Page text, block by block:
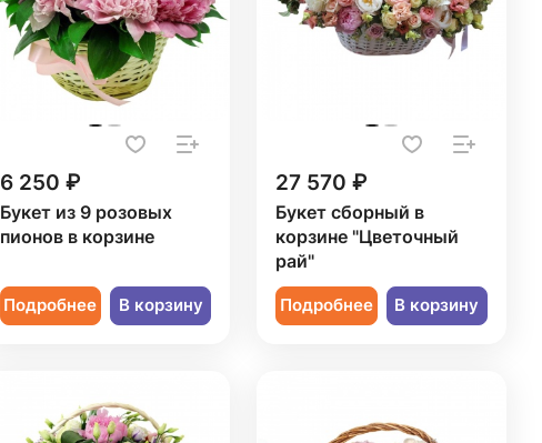
6 250 ₽
Букет из 9 розовых
пионов в корзине
Подробнее В корзину
27 570 ₽
Букет сборный в
корзине "Цветочный
рай"
Подробнее В корзину